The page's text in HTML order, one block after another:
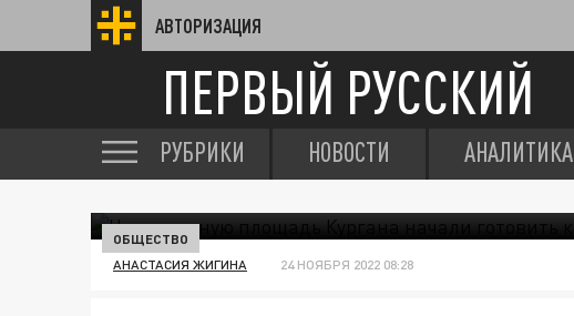
АВТОРИЗАЦИЯ
ПЕРВЫЙ РУССКИЙ
РУБРИКИ НОВОСТИ АНАЛИТИКА
ОБЩЕСТВО
АНАСТАСИЯ ЖИГИНА 24 НОЯБРЯ 2022 08:28